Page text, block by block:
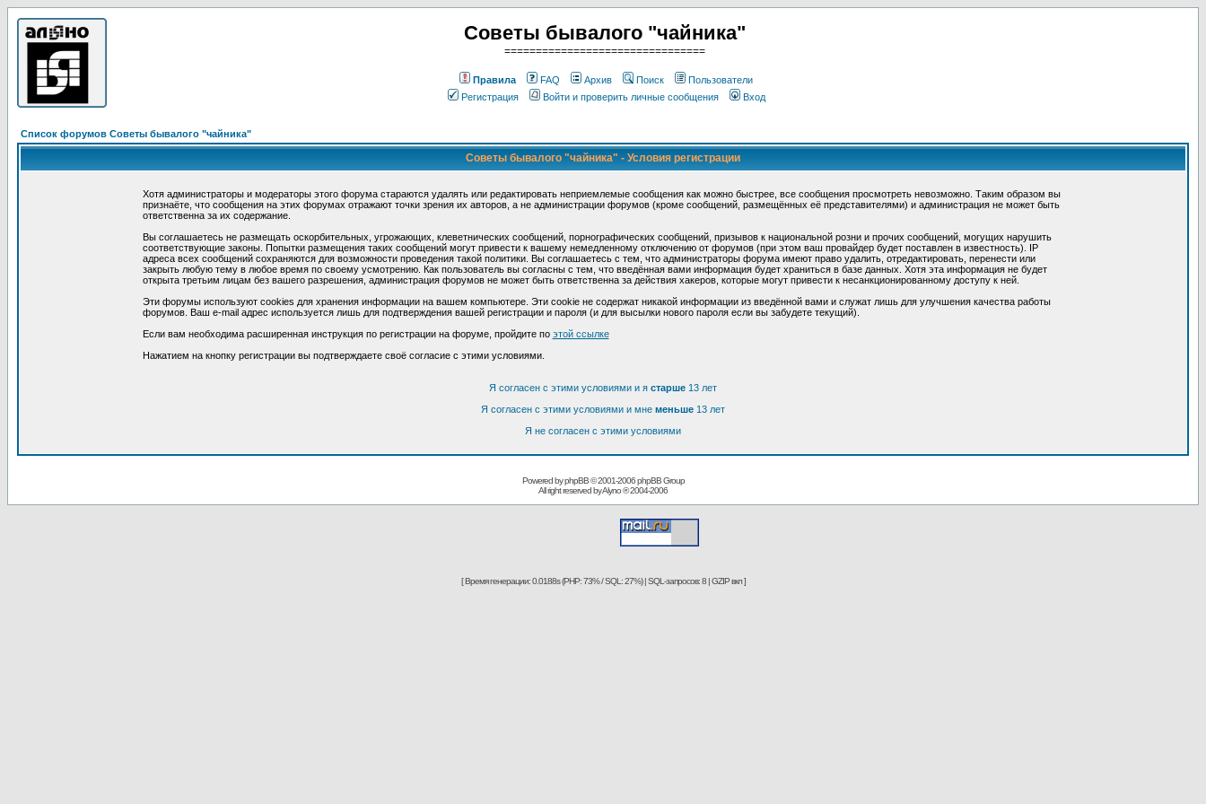
Советы бывалого "чайника"
================================
Правила FAQ Архив Поиск
Пользователи
Регистрация
Войти и проверить личные сообщения Вход
Список форумов Советы бывалого "чайника"
Советы бывалого "чайника" - Условия регистрации
Хотя администраторы и модераторы этого форума стараются удалять или редактировать неприемлемые сообщения как можно быстрее, все сообщения просмотреть невозможно. Таким образом вы
признаёте, что сообщения на этих форумах отражают точки зрения их авторов, а не администрации форумов (кроме сообщений, размещённых её представителями) и администрация не может быть
ответственна за их содержание.
Вы соглашаетесь не размещать оскорбительных, угрожающих, клеветнических сообщений, порнографических сообщений, призывов к национальной розни и прочих сообщений, могущих нарушить
соответствующие законы. Попытки размещения таких сообщений могут привести к вашему немедленному отключению от форумов (при этом ваш провайдер будет поставлен в известность). IP
адреса всех сообщений сохраняются для возможности проведения такой политики. Вы соглашаетесь с тем, что администраторы форума имеют право удалить, отредактировать, перенести или
закрыть любую тему в любое время по своему усмотрению. Как пользователь вы согласны с тем, что введённая вами информация будет храниться в базе данных. Хотя эта информация не будет
открыта третьим лицам без вашего разрешения, администрация форумов не может быть ответственна за действия хакеров, которые могут привести к несанкционированному доступу к ней.
Эти форумы используют cookies для хранения информации на вашем компьютере. Эти cookie не содержат никакой информации из введённой вами и служат лишь для улучшения качества работы
форумов. Ваш e-mail адрес используется лишь для подтверждения вашей регистрации и пароля (и для высылки нового пароля если вы забудете текущий).
Если вам необходима расширенная инструкция по регистрации на форуме, пройдите по этой ссылке
Нажатием на кнопку регистрации вы подтверждаете своё согласие с этими условиями.
Я согласен с этими условиями и я старше 13 лет
Я согласен с этими условиями и мне меньше 13 лет
Я не согласен с этими условиями
Powered by phpBB © 2001-2006phpBB Group
All right reserved byAlyno® 2004-2006
[ Время генерации: 0.0188s (PHP: 73% / SQL: 27%) | SQL-запросов: 8 | GZIP вкл ]